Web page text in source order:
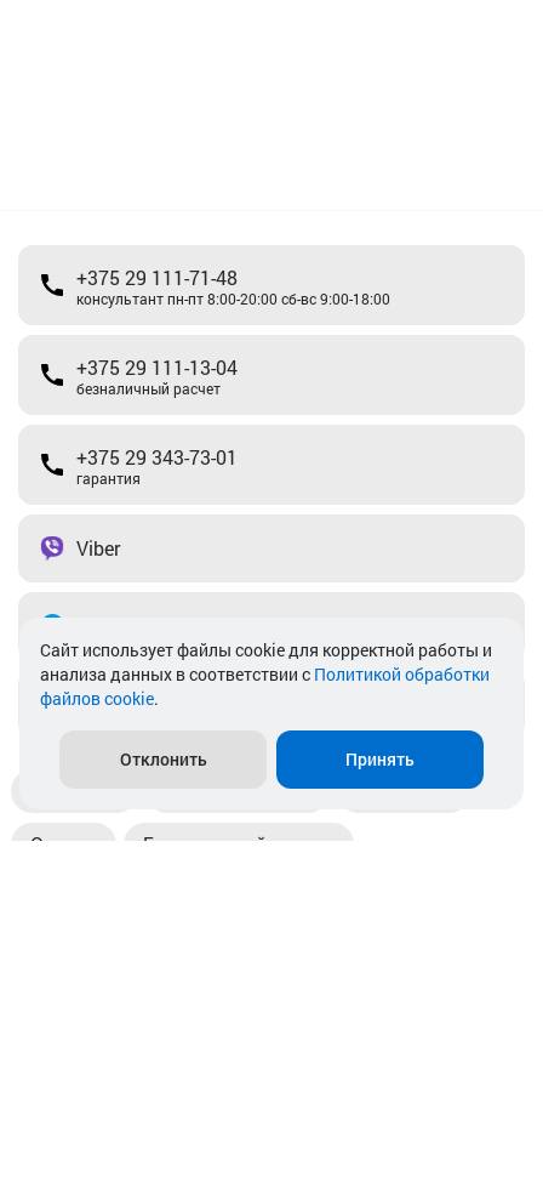
+375 29 111-71-48
консультант пн-пт 8:00-20:00 сб-вс 9:00-18:00
+375 29 111-13-04
безналичный расчет
+375 29 343-73-01
гарантия
Viber
info@akkamulik.by
Пункты выдачи Магазины
Оплата Безналичный расчет
Cайт использует файлы cookie для корректной работы и
анализа данных в соответствии с Политикой обработки
файлов cookie.
Отклонить Принять